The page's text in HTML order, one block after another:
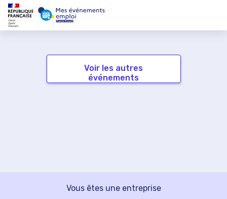
Voir les autres
événements
Vous êtes une entreprise